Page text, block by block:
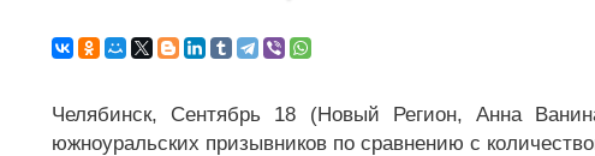
Челябинск, Сентябрь 18 (Новый Регион, Анна
южноуральских призывников по сравнению с